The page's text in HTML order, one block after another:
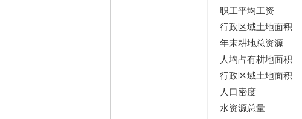
职工平均工资
行政区域土地面积
年末耕地总资源
人均占有耕地面积
行政区域土地面积
人口密度
水资源总量